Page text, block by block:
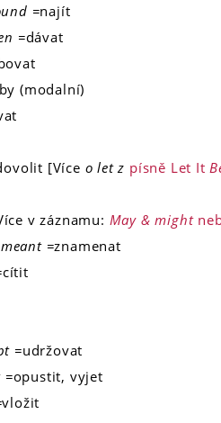
=najít
=dávat
(modalní)
[Více o let z písně Let It
v záznamu: May & might
=znamenat
cítit
=udržovat
=opustit, vyjet
vložit